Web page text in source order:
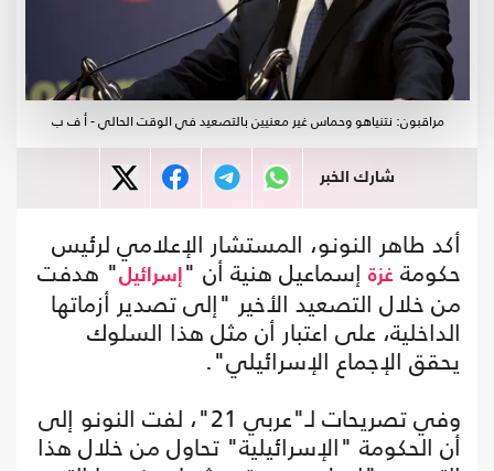
مراقبون: نتنياهو وحماس غير معنيين بالتصعيد في الوقت الحالي - أ ف ب
شارك الخبر
أكد طاهر النونو، المستشار الإعلامي لرئيس
حكومة غزة إسماعيل هنية أن " إسرائيل" هدفت
من خلال التصعيد الأخير "إلى تصدير أزماتها
الداخلية، على اعتبار أن مثل هذا السلوك
يحقق الإجماع الإسرائيلي".
وفي تصريحات لـ"عربي 21"، لفت النونو إلى
أن الحكومة "الإسرائيلية" تحاول من خلال هذا